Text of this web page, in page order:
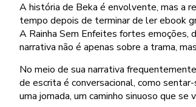
A história de Beka é envolvente, mas a
tempo depois de terminar de ler ebook
A Rainha Sem Enfeites fortes emoções,
narrativa não é apenas sobre a trama,
No meio de sua narrativa
de escrita é conversacional, como
uma jornada, um caminho sinuoso que